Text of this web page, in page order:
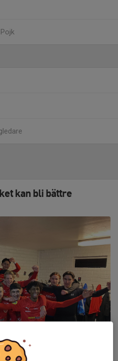
kan bli bättre